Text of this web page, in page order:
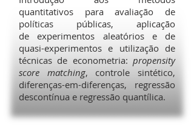
quantitativos para avaliação de
políticas públicas, aplicação
de experimentos aleatórios e de
quasi-experimentos e utilização de
técnicas de econometria: propensity
score matching, controle sintético,
diferenças-em-diferenças, regressão
descontínua e regressão quantílica.